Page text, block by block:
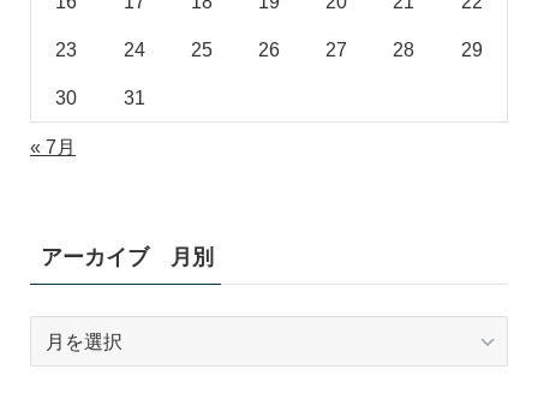
23 24 25 26 27 28 29
30 31
« 7月
アーカイブ 月別